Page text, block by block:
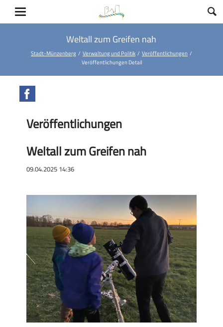
Weltall zum Greifen nah
Stadt-Münzenberg Verwaltung und Politik
Veröffentlichungen
Veröffentlichungen Detail
Veröffentlichungen
Weltall zum Greifen nah
09.04.2025 14:36